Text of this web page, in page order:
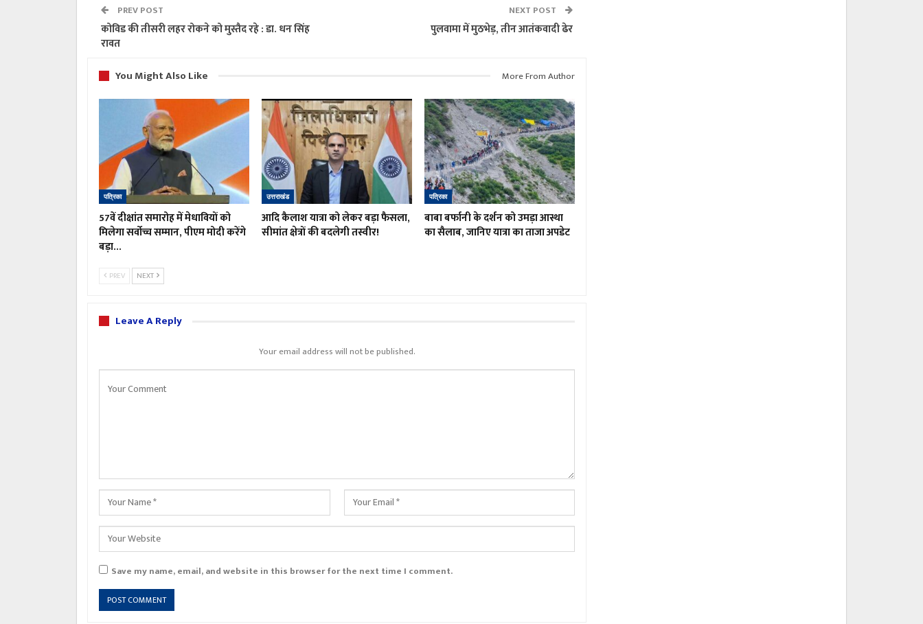
PREV POST
कोविड की तीसरी लहर रोकने को मुस्तैद रहे : डा. धन सिंह
रावत
NEXT POST
पुलवामा में मुठभेड़, तीन आतंकवादी ढेर
You Might Also Like More From Author
पत्रिका
57वें दीक्षांत समारोह में मेधावियों को
मिलेगा सर्वोच्च सम्मान, पीएम मोदी करेंगे
बड़ा…
उत्तराखंड
आदि कैलाश यात्रा को लेकर बड़ा फैसला,
सीमांत क्षेत्रों की बदलेगी तस्वीर!
पत्रिका
बाबा बर्फानी के दर्शन को उमड़ा आस्था
का सैलाब, जानिए यात्रा का ताजा अपडेट
PREV NEXT
Leave A Reply
Your email address will not be published.
Save my name, email, and website in this browser for the next time I comment.